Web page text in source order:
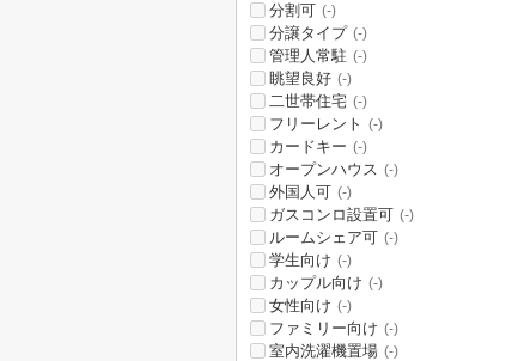
分割可 (-)
分譲タイプ (-)
管理人常駐 (-)
眺望良好 (-)
二世帯住宅 (-)
フリーレント (-)
カードキー (-)
オープンハウス (-)
外国人可 (-)
ガスコンロ設置可 (-)
ルームシェア可 (-)
学生向け (-)
カップル向け (-)
女性向け (-)
ファミリー向け (-)
室内洗濯機置場 (-)